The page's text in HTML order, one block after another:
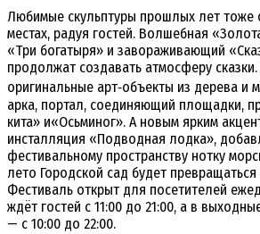
Любимые скульптуры прошлых лет тоже
местах, радуя гостей. Волшебная
«Три богатыря» и завораживающий
продолжат создавать атмосферу сказки.
оригинальные арт‑объекты из дерева и
арка, портал, соединяющий площадки,
кита» и«Осьминог». Ановым ярким
инсталляция «Подводная лодка»,
фестивальному пространству нотку
лето Городской сад будет превращаться
Фестиваль открыт для посетителей
ждёт гостей с 11:00 до 21:00, а в
— с 10:00 до 22:00.